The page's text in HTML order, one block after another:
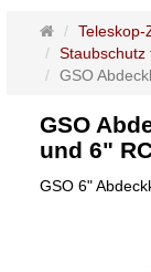
Startseite
Teleskop-
Staubschutz
GSO
GSO
und 6"
GSO 6"